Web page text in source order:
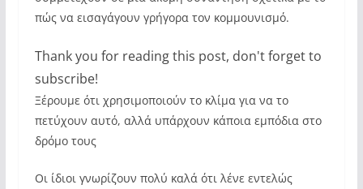
πώς να εισαγάγουν γρήγορα τον κομμουνισμό.
Thank you for reading this post, don't forget to
subscribe!
Ξέρουμε ότι χρησιμοποιούν το κλίμα για να το
πετύχουν αυτό, αλλά υπάρχουν κάποια εμπόδια στο
δρόμο τους
Οι ίδιοι γνωρίζουν πολύ καλά ότι λένε εντελώς